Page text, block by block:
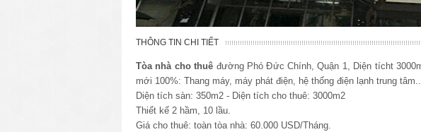
THÔNG TIN CHI TIẾT
Tòa nhà cho thuê đường Phó Đức Chính, Quận 1, Diện tícht
mới 100%: Thang máy, máy phát điện, hệ thống điện lạnh trung tâm....
Diện tích sàn: 350m2 - Diện tích cho thuê: 3000m2
Thiết kế 2 hầm, 10 lầu.
Giá cho thuê: toàn tòa nhà: 60.000 USD/Tháng.